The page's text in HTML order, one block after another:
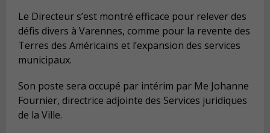
Le Directeur s’est montré efficace pour relever des
défis divers à Varennes, comme pour la revente des
Terres des Américains et l’expansion des services
municipaux.
Son poste sera occupé par intérim par Me Johanne
Fournier, directrice adjointe des Services juridiques
de la Ville.